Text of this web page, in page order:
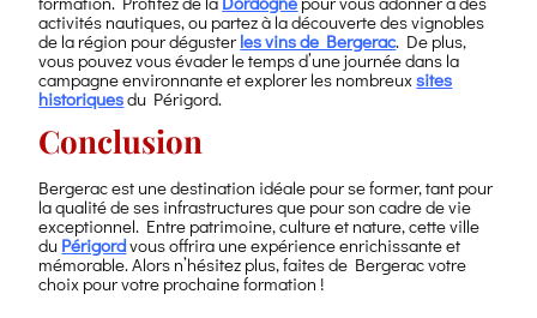
activités nautiques, ou partez à la découverte des vignobles
de la région pour déguster les vins de Bergerac. De plus,
vous pouvez vous évader le temps d’une journée dans la
campagne environnante et explorer les nombreuxsites
historiquesdu Périgord.
Conclusion
Bergerac est une destination idéale pour se former, tant pour
la qualité de ses infrastructures que pour son cadre de vie
exceptionnel. Entre patrimoine, culture et nature, cette ville
du Périgordvous offrira une expérience enrichissante et
mémorable. Alors n’hésitez plus, faites de Bergerac votre
choix pour votre prochaine formation !